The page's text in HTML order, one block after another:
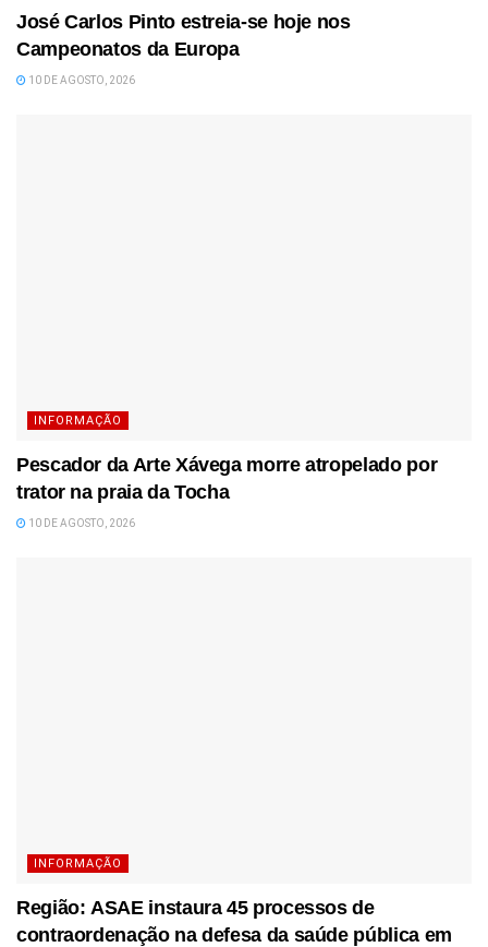
José Carlos Pinto estreia-se hoje nos
Campeonatos da Europa
10 DE AGOSTO, 2026
INFORMAÇÃO
Pescador da Arte Xávega morre atropelado por
trator na praia da Tocha
10 DE AGOSTO, 2026
INFORMAÇÃO
Região: ASAE instaura 45 processos de
contraordenação na defesa da saúde pública em